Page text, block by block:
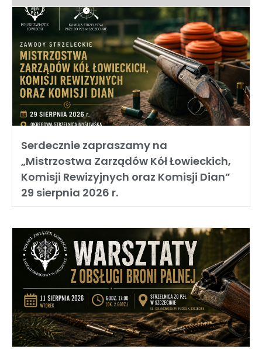
Serdecznie zapraszamy na
„Mistrzostwa Zarządów Kół Łowieckich,
Komisji Rewizyjnych oraz Komisji Dian”
29 sierpnia 2026 r.